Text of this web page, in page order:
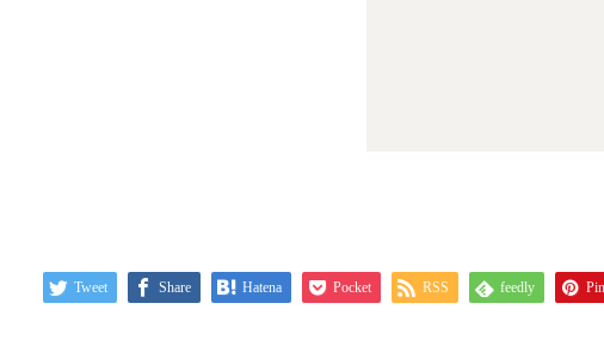
Tweet Share Hatena Pocket RSS feedly